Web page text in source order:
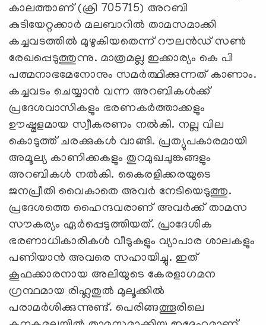
കാലത്താണ് (ക്രി 705715) അറബി
കുടിയേറ്റക്കാർ മലബാറിൽ താമസമാക്കി
കച്ചവടത്തിൽ മുഴുകിയതെന്ന് റൗലൻഡ് സൺ
രേഖപ്പെടുത്തുന്നു. മാത്രമല്ല ഇക്കാര്യം കെ പി
പത്മനാഭമേനോനും സമർത്ഥിക്കുന്നത് കാണാം.
കച്ചവടം ചെയ്യാൻ വന്ന അറബികൾക്ക്
പ്രദേശവാസികളും ഭരണകർത്താക്കളും
ഊഷ്മളമായ സ്വീകരണം നൽകി. നല്ല വില
കൊടുത്ത് ചരക്കുകൾ വാങ്ങി. പ്രത്യുപകാരമായി
അമൂല്യ കാണിക്കകളും തുറമുഖചുങ്കങ്ങളും
അറബികൾ നൽകി. കൈരളിക്കരയുടെ
ജനപ്രീതി വൈകാതെ അവർ നേടിയെടുത്തു.
പ്രദേശത്തെ ഹൈന്ദവരാണ് അവര്‍ക്ക് താമസ
സൗകര്യം ഏർപ്പെടുത്തിയത്. പ്രാദേശിക
ഭരണാധികാരികൾ വീടുകളും വ്യാപാര ശാലകളും
പണിയാൻ അവരെ സഹായിച്ചു. ഇത്
കൂഫക്കാരനായ അലിയുടെ കേരളാഗമന
ഗ്രന്ഥമായ രിഹ്ലതുൽ മുലൂക്കിൽ
പരാമർശിക്കുന്നുണ്ട്. പെരിങ്ങത്തൂരിലെ